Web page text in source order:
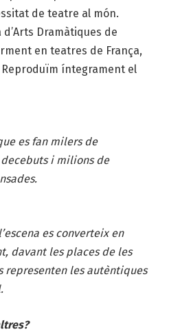
de teatre al món.
d’Arts Dramàtiques de
en teatres de França,
Reproduïm íntegrament el
es fan milers de
i milions de
es converteix en
davant les places de les
representen les autèntiques